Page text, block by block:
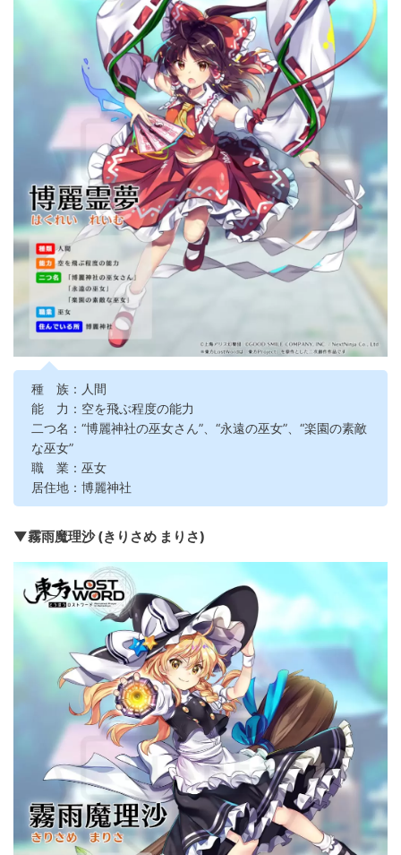
種 族：人間
能 力：空を飛ぶ程度の能力
二つ名：“博麗神社の巫女さん”、“永遠の巫女”、“楽園の素敵
な巫女”
職 業：巫女
居住地：博麗神社
▼霧雨魔理沙 (きりさめ まりさ)